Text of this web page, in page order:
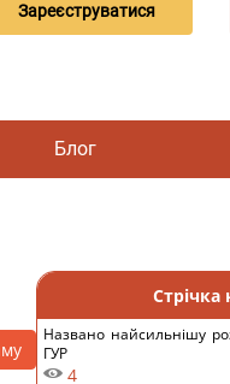
Зареєструватися
Блог
Стрічка
Названо найсильнішу
ГУР
4